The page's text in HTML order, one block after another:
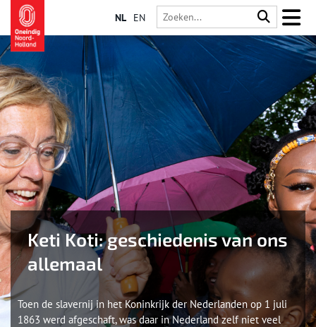
NL EN
Keti Koti: geschiedenis van ons
allemaal
Toen de slavernij in het Koninkrijk der Nederlanden op 1 juli
1863 werd afgeschaft, was daar in Nederland zelf niet veel